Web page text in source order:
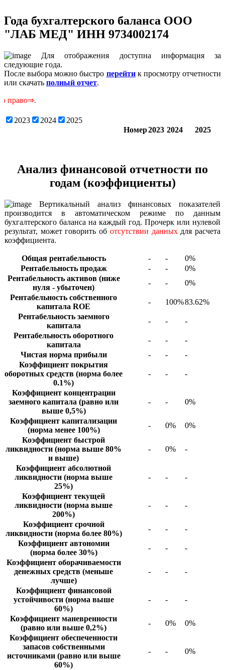
Года бухгалтерского баланса ООО
"ЛАБ МЕД" ИНН 9734002174
Для отображения доступна информация за
следующие года.
После выбора можно быстро перейтик просмотру отчетности
или скачать полный отчет.
2023 2024
2025
Номер2023 2024 2025
Анализ финансовой отчетности по
годам (коэффициенты)
Вертикальный анализ финансовых показателей
производится в автоматическом режиме по данным
бухгалтерского баланса на каждый год. Прочерк или нулевой
результат, может говорить об отсутствии данныхдля расчета
коэффициента.
Общая рентабельность - -
0%
Рентабельность продаж
- -
0%
Рентабельность активов (ниже
нуля - убыточен)
- -
0%
Рентабельность собственного
капитала ROE
- 100%83.62%
Рентабельность заемного
капитала
- -
-
Рентабельность оборотного
капитала
- -
-
Чистая норма прибыли
- -
-
Коэффициент покрытия
оборотных средств (норма более
0.1%)
- - -
Коэффициент концентрации
заемного капитала (равно или
выше 0,5%)
- - 0%
Коэффициент капитализации
(норма менее 100%)
- 0%
0%
Коэффициент быстрой
ликвидности (норма выше 80%
и выше)
- 0% -
Коэффициент абсолютной
ликвидности (норма выше
25%)
- - -
Коэффициент текущей
ликвидности (норма выше
200%)
- - -
Коэффициент срочной
ликвидности (норма более 80%)
- -
-
Коэффициент автономии
(норма более 30%)
- -
-
Коэффициент оборачиваемости
денежных средств (меньше
лучше)
- - -
Коэффициент финансовой
устойчивости (норма выше
60%)
- - -
Коэффициент маневренности
(равно или выше 0,2%)
- 0%
0%
Коэффициент обеспеченности
запасов собственными
источниками (равно или выше
60%)
- - 0%